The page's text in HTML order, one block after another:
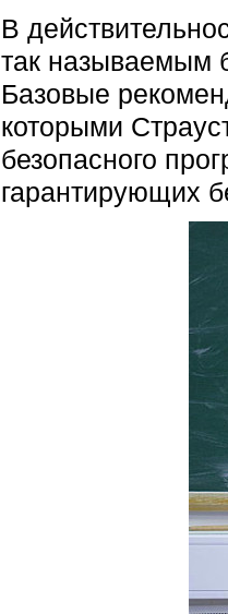
В
так называемым
Базовые
которыми
безопасного
гарантирующих